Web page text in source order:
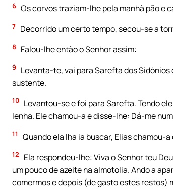
6 Os corvos traziam-lhe pela manhã pão e
7 Decorrido um certo tempo, secou-se a
8 Falou-lhe então o Senhor assim:
9
Levanta-te, vai para Sarefta dos Sidónios
sustente.
10 Levantou-se e foi para Sarefta. Tendo
lenha. Ele chamou-a e disse-lhe: Dá-me
11 Quando ela lha ia buscar, Elias chamou-
12
Ela respondeu-lhe: Viva o Senhor teu
um pouco de azeite na almotolia. Ando a
comermos e depois (de gasto estes restos)